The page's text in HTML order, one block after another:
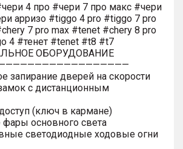
4 про #чери 7 про макс #чери
арризо #tiggo 4 pro #tiggo 7 pro
7 pro max #tenet #chery 8 pro
4 #тенет #tenet #t8 #t7
ОБОРУДОВАНИЕ
запирание дверей на скорости
с дистанционным
(ключ в кармане)
основного света
светодиодные ходовые огни